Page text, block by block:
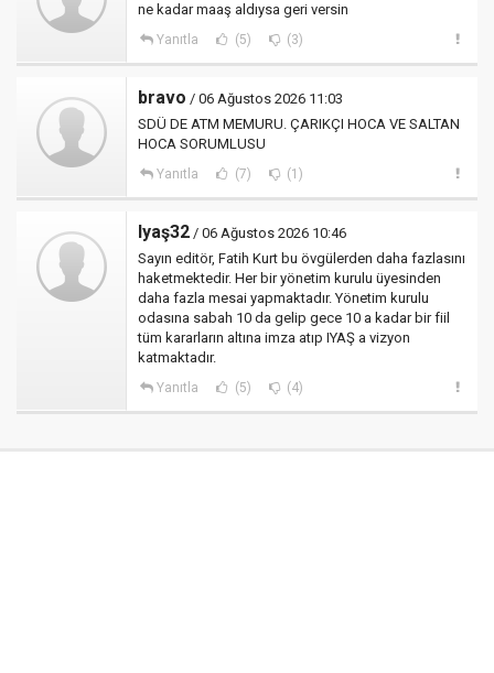
ne kadar maaş aldıysa geri versin
Yanıtla (5) (3)
bravo / 06 Ağustos 2026 11:03
SDÜ DE ATM MEMURU. ÇARIKÇI HOCA VE SALTAN
HOCA SORUMLUSU
Yanıtla (7) (1)
Iyaş32 / 06 Ağustos 2026 10:46
Sayın editör, Fatih Kurt bu övgülerden daha fazlasını
haketmektedir. Her bir yönetim kurulu üyesinden
daha fazla mesai yapmaktadır. Yönetim kurulu
odasına sabah 10 da gelip gece 10 a kadar bir fiil
tüm kararların altına imza atıp IYAŞ a vizyon
katmaktadır.
Yanıtla (5) (4)